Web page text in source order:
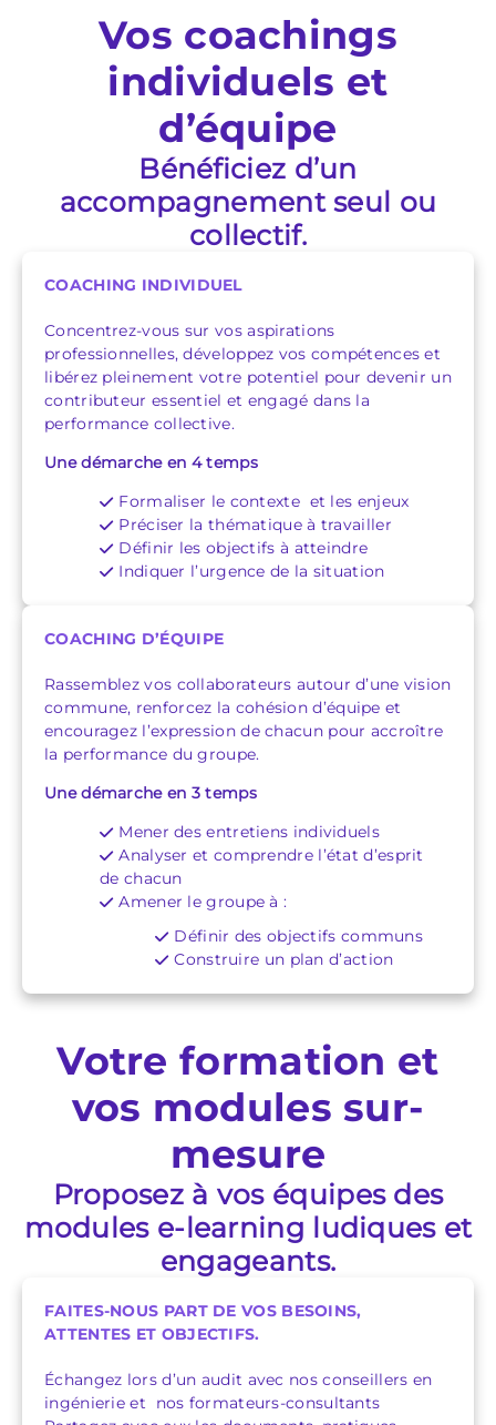
Vos coachings
individuels et
d’équipe
Bénéficiez d’un
accompagnement seul ou
collectif.
COACHING INDIVIDUEL
Concentrez-vous sur vos aspirations
professionnelles, développez vos compétences et
libérez pleinement votre potentiel pour devenir un
contributeur essentiel et engagé dans la
performance collective.
Une démarche en 4 temps
Formaliser le contexte et les enjeux
Préciser la thématique à travailler
Définir les objectifs à atteindre
Indiquer l’urgence de la situation
COACHING D’ÉQUIPE
Rassemblez vos collaborateurs autour d’une vision
commune, renforcez la cohésion d’équipe et
encouragez l’expression de chacun pour accroître
la performance du groupe.
Une démarche en 3 temps
Mener des entretiens individuels
Analyser et comprendre l’état d’esprit
de chacun
Amener le groupe à :
Définir des objectifs communs
Construire un plan d’action
Votre formation et
vos modules sur-
mesure
Proposez à vos équipes des
modules e-learning ludiques et
engageants.
FAITES-NOUS PART DE VOS BESOINS,
ATTENTES ET OBJECTIFS.
Échangez lors d’un audit avec nos conseillers en
ingénierie et nos formateurs-consultants